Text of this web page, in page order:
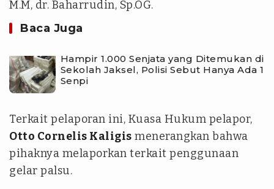
M.M, dr. Baharrudin, Sp.OG.
Baca Juga
Hampir 1.000 Senjata yang Ditemukan di
Sekolah Jaksel, Polisi Sebut Hanya Ada 1
Senpi
Terkait pelaporan ini, Kuasa Hukum pelapor,
Otto Cornelis Kaligis menerangkan bahwa
pihaknya melaporkan terkait penggunaan
gelar palsu.